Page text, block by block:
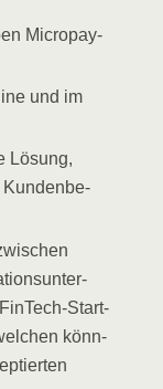
Micro­pay­
und im
Lösung,
Kun­den­be­
Start­
könn­